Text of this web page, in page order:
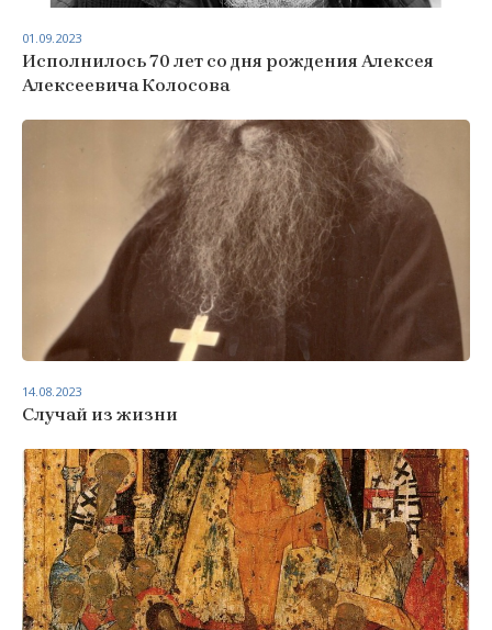
Исполнилось 70 лет со дня рождения Алексея
Алексеевича Колосова
01.09.2023
Случай из жизни
14.08.2023